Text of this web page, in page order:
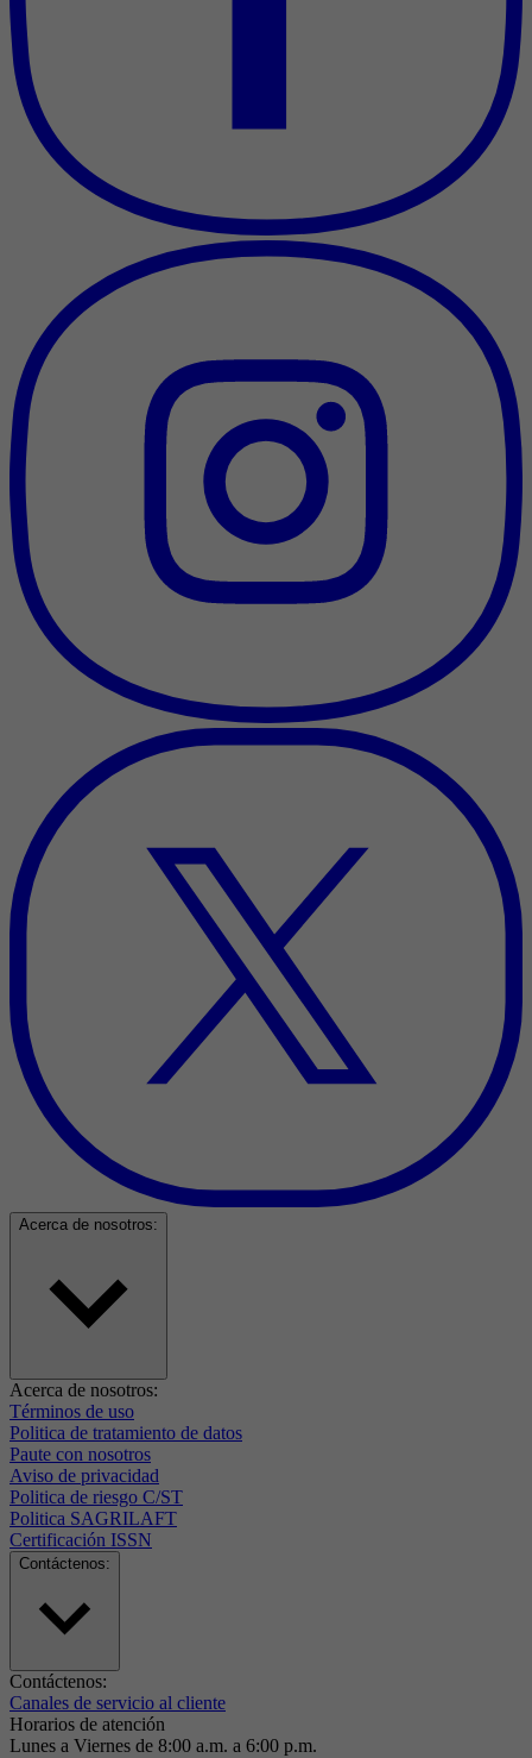
Acerca de nosotros:
Acerca de nosotros:
Términos de uso
Politica de tratamiento de datos
Paute con nosotros
Aviso de privacidad
Politica de riesgo C/ST
Politica SAGRILAFT
Certificación ISSN
Contáctenos:
Contáctenos:
Canales de servicio al cliente
Horarios de atención
Lunes a Viernes de 8:00 a.m. a 6:00 p.m.